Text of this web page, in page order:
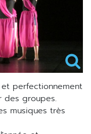
perfectionnement
des groupes.
musiques très